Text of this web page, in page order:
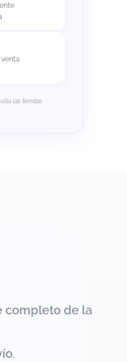
las tiendas
completo de la